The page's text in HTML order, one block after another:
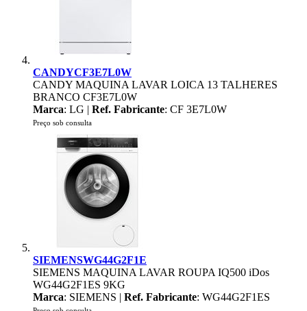
CANDYCF3E7L0W
CANDY MAQUINA LAVAR LOICA 13 TALHERES
BRANCO CF3E7L0W
Marca: LG | Ref. Fabricante: CF 3E7L0W
Preço sob consulta
SIEMENSWG44G2F1E
SIEMENS MAQUINA LAVAR ROUPA IQ500 iDos
WG44G2F1ES 9KG
Marca: SIEMENS | Ref. Fabricante: WG44G2F1ES